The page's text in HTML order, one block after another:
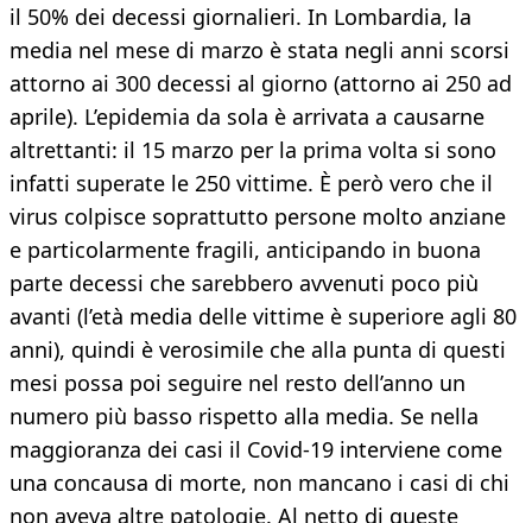
il 50% dei decessi giornalieri. In Lombardia, la
media nel mese di marzo è stata negli anni scorsi
attorno ai 300 decessi al giorno (attorno ai 250 ad
aprile). L’epidemia da sola è arrivata a causarne
altrettanti: il 15 marzo per la prima volta si sono
infatti superate le 250 vittime. È però vero che il
virus colpisce soprattutto persone molto anziane
e particolarmente fragili, anticipando in buona
parte decessi che sarebbero avvenuti poco più
avanti (l’età media delle vittime è superiore agli 80
anni), quindi è verosimile che alla punta di questi
mesi possa poi seguire nel resto dell’anno un
numero più basso rispetto alla media. Se nella
maggioranza dei casi il Covid-19 interviene come
una concausa di morte, non mancano i casi di chi
non aveva altre patologie. Al netto di queste